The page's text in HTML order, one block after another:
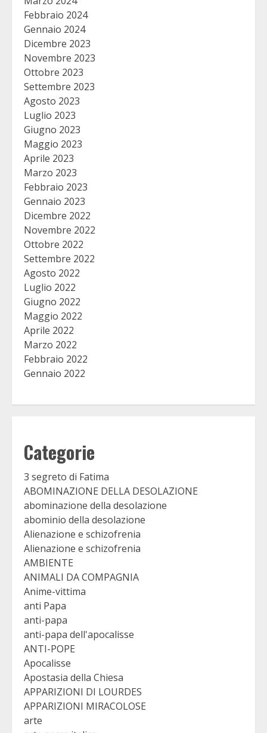
Febbraio 2024
Gennaio 2024
Dicembre 2023
Novembre 2023
Ottobre 2023
Settembre 2023
Agosto 2023
Luglio 2023
Giugno 2023
Maggio 2023
Aprile 2023
Marzo 2023
Febbraio 2023
Gennaio 2023
Dicembre 2022
Novembre 2022
Ottobre 2022
Settembre 2022
Agosto 2022
Luglio 2022
Giugno 2022
Maggio 2022
Aprile 2022
Marzo 2022
Febbraio 2022
Gennaio 2022
Categorie
3 segreto di Fatima
ABOMINAZIONE DELLA DESOLAZIONE
abominazione della desolazione
abominio della desolazione
Alienazione e schizofrenia
Alienazione e schizofrenia
AMBIENTE
ANIMALI DA COMPAGNIA
Anime-vittima
anti Papa
anti-papa
anti-papa dell'apocalisse
ANTI-POPE
Apocalisse
Apostasia della Chiesa
APPARIZIONI DI LOURDES
APPARIZIONI MIRACOLOSE
arte